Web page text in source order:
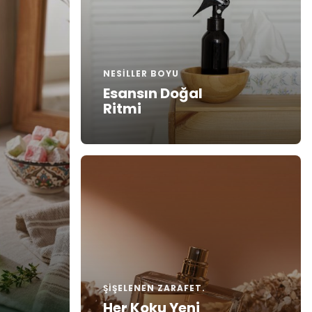
karakter
NESILLER BOYU
Esansın Doğal
Ritmi
ŞIŞELENEN ZARAFET.
Her Koku Yeni